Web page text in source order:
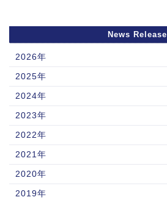
News Release
2026年
2025年
2024年
2023年
2022年
2021年
2020年
2019年